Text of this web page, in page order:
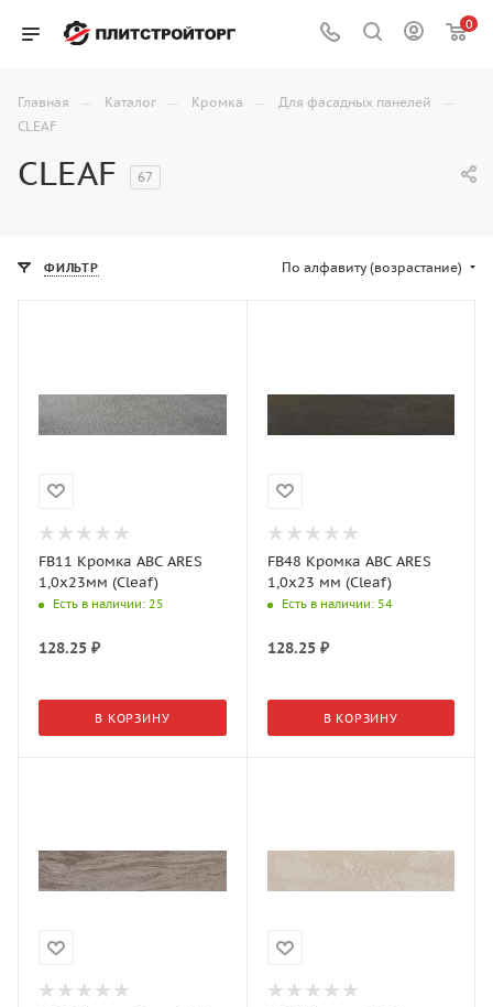
0
Главная — Каталог — Кромка — Для фасадных панелей —
CLEAF
CLEAF 67
ФИЛЬТР По алфавиту (возрастание)
FB11 Кромка АВС ARES
1,0х23мм (Cleaf)
Есть в наличии: 25
128.25 ₽
В КОРЗИНУ
FB48 Кромка АВС ARES
1,0х23 мм (Cleaf)
Есть в наличии: 54
128.25₽
В КОРЗИНУ